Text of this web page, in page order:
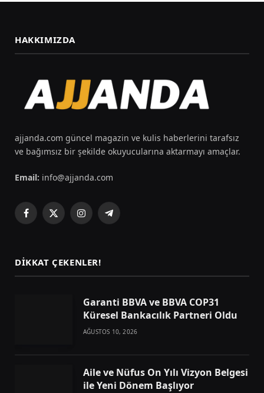
HAKKIMIZDA
ajjanda.com güncel magazin ve kulis haberlerini tarafsız
ve bağımsız bir şekilde okuyucularına aktarmayı amaçlar.
Email: info@ajjanda.com
Facebook
X
InstagramTelegram
DIKKAT ÇEKENLER!
Garanti BBVA ve BBVA COP31
Küresel Bankacılık Partneri Oldu
AĞUSTOS 10, 2026
Aile ve Nüfus On Yılı Vizyon Belgesi
ile Yeni Dönem Başlıyor